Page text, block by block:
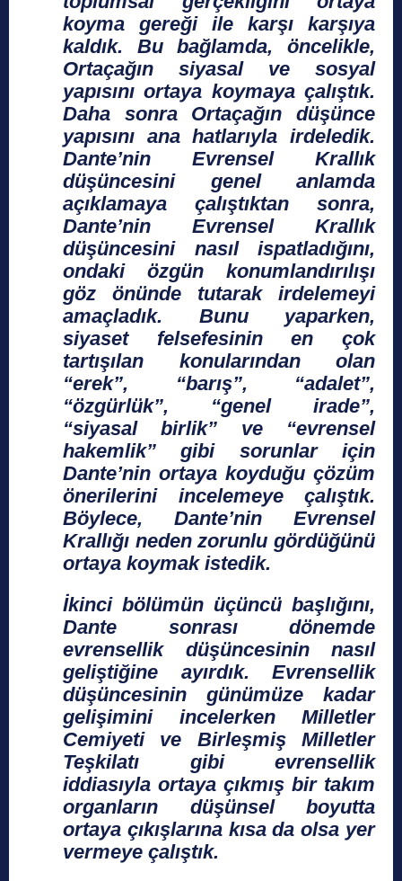
koyma gereği ile karşı karşıya
kaldık. Bu bağlamda, öncelikle,
Ortaçağın siyasal ve sosyal
yapısını ortaya koymaya çalıştık.
Daha sonra Ortaçağın düşünce
yapısını ana hatlarıyla irdeledik.
Dante’nin Evrensel Krallık
düşüncesini genel anlamda
açıklamaya çalıştıktan sonra,
Dante’nin Evrensel Krallık
düşüncesini nasıl ispatladığını,
ondaki özgün konumlandırılışı
göz önünde tutarak irdelemeyi
amaçladık. Bunu yaparken,
siyaset felsefesinin en çok
tartışılan konularından olan
“erek”, “barış”, “adalet”,
“özgürlük”, “genel irade”,
“siyasal birlik” ve “evrensel
hakemlik” gibi sorunlar için
Dante’nin ortaya koyduğu çözüm
önerilerini incelemeye çalıştık.
Böylece, Dante’nin Evrensel
Krallığı neden zorunlu gördüğünü
ortaya koymak istedik.
İkinci bölümün üçüncü başlığını,
Dante sonrası dönemde
evrensellik düşüncesinin nasıl
geliştiğine ayırdık. Evrensellik
düşüncesinin günümüze kadar
gelişimini incelerken Milletler
Cemiyeti ve Birleşmiş Milletler
Teşkilatı gibi evrensellik
iddiasıyla ortaya çıkmış bir takım
organların düşünsel boyutta
ortaya çıkışlarına kısa da olsa yer
vermeye çalıştık.